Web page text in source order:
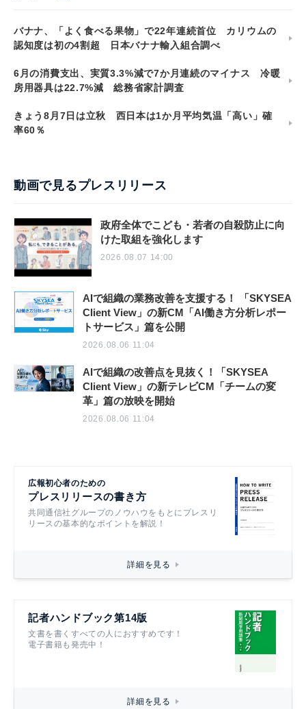
バナナ、「よく食べる果物」で22年連続首位 カリウムの
認知度は初の4割超 日本バナナ輸入組合調べ
6月の消費支出、実質3.3%減で7か月連続のマイナス 冷暖
房用器具は22.7%減 総務省家計調査
きょう8月7日は立秋 西日本は1か月平均気温「高い」確
率60％
動画で見るプレスリリース
政府全体でこども・若者の自殺防止に向
けた取組を強化します
2026.08.07 14:00
AIで組織の業務改善を支援する！ 「SKYSEA
Client View」の新CM「AI働き方分析レポー
トサービス」篇を公開
2026.08.06 11:04
AIで組織の改善点を見抜く！「SKYSEA
Client View」の新テレビCM「チームの変
革」篇の放映を開始
2026.08.06 11:04
広報初心者のための
プレスリリースの書き方
共同通信社グループのノウハウをもとにプレスリ
リースの基本的なポイントを解説！
詳細を見る
記者ハンドブック第14版
文書を書くすべての人におすすめです！
電子書籍も発売中！
詳細を見る